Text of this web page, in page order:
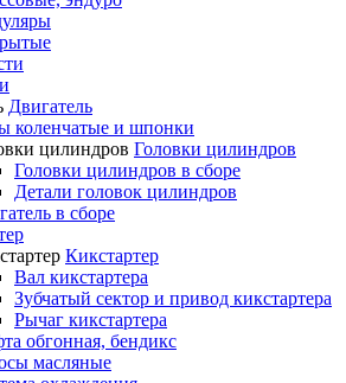
Двигатель
коленчатые и шпонки
цилиндров Головки цилиндров
Головки цилиндров в сборе
Детали головок цилиндров
в сборе
Кикстартер
Вал кикстартера
Зубчатый сектор и привод кикстартера
Рычаг кикстартера
обгонная, бендикс
масляные